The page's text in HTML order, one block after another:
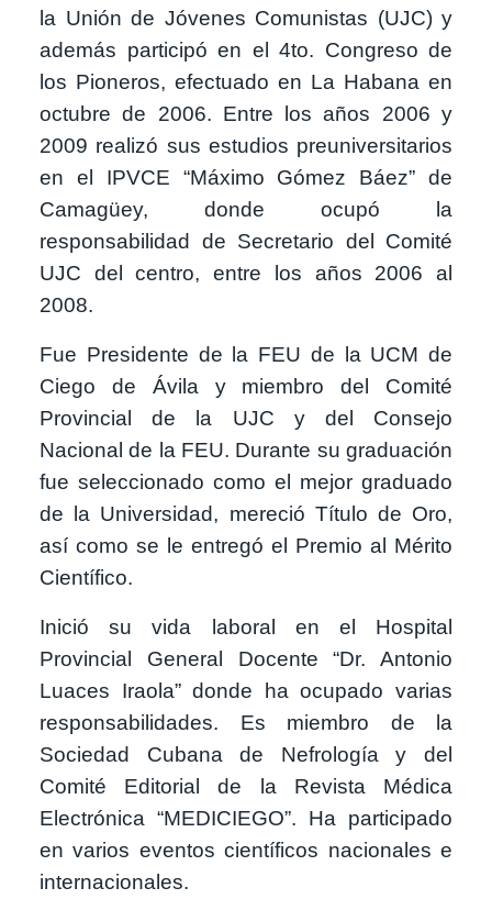
la Unión de Jóvenes Comunistas (UJC) y
además participó en el 4to. Congreso de
los Pioneros, efectuado en La Habana en
octubre de 2006. Entre los años 2006 y
2009 realizó sus estudios preuniversitarios
en el IPVCE “Máximo Gómez Báez” de
Camagüey, donde ocupó la
responsabilidad de Secretario del Comité
UJC del centro, entre los años 2006 al
2008.
Fue Presidente de la FEU de la UCM de
Ciego de Ávila y miembro del Comité
Provincial de la UJC y del Consejo
Nacional de la FEU. Durante su graduación
fue seleccionado como el mejor graduado
de la Universidad, mereció Título de Oro,
así como se le entregó el Premio al Mérito
Científico.
Inició su vida laboral en el Hospital
Provincial General Docente “Dr. Antonio
Luaces Iraola” donde ha ocupado varias
responsabilidades. Es miembro de la
Sociedad Cubana de Nefrología y del
Comité Editorial de la Revista Médica
Electrónica “MEDICIEGO”. Ha participado
en varios eventos científicos nacionales e
internacionales.